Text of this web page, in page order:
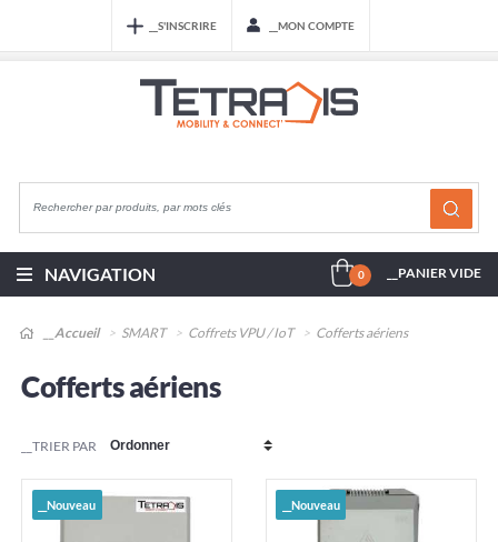
__S'INSCRIRE __MON COMPTE
NAVIGATION 0 __PANIER VIDE
__Accueil SMART Coffrets VPU / IoT Cofferts aériens
Cofferts aériens
__TRIER PAR
__Nouveau __Nouveau